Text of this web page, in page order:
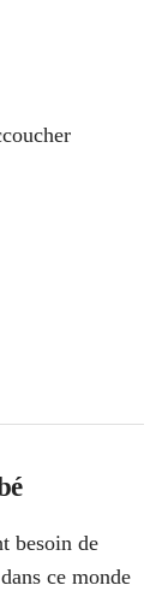
besoin de
ce monde